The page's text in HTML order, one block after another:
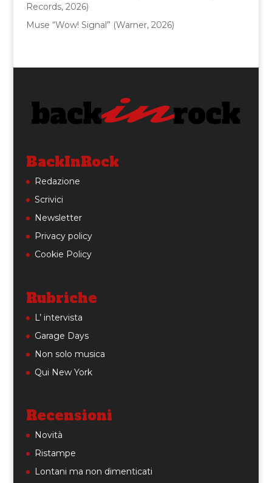
Records, 2026)
Muse “Wow! Signal” (Warner, 2026)
BackInRock
Redazione
Scrivici
Newsletter
Privacy policy
Cookie Policy
Rubriche
L’ intervista
Garage Days
Non solo musica
Qui New York
Recensioni
Novità
Ristampe
Lontani ma non dimenticati